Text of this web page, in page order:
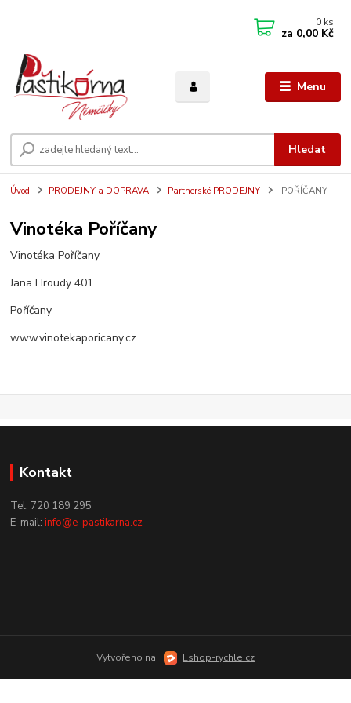
Menu
Hledat
0 ks
za 0,00 Kč
Úvod PRODEJNY a DOPRAVA Partnerské PRODEJNY POŘÍČANY
Vinotéka Poříčany
Vinotéka Poříčany
Jana Hroudy 401
Poříčany
www.vinotekaporicany.cz
Kontakt
Tel: 720 189 295
E-mail:info@e-pastikarna.cz
Vytvořeno na Eshop-rychle.cz